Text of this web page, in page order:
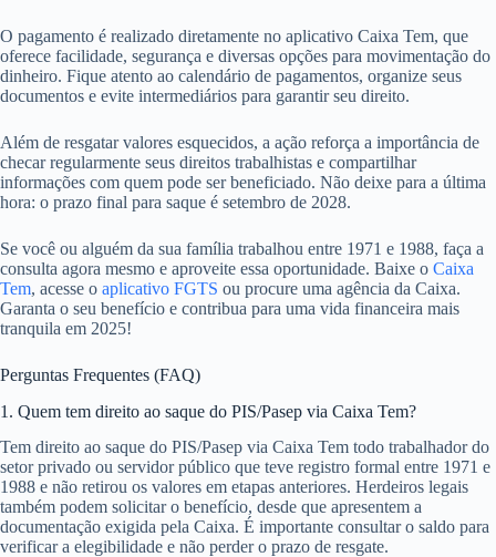
O pagamento é realizado diretamente no aplicativo Caixa Tem, que
oferece facilidade, segurança e diversas opções para movimentação do
dinheiro. Fique atento ao calendário de pagamentos, organize seus
documentos e evite intermediários para garantir seu direito.
Além de resgatar valores esquecidos, a ação reforça a importância de
checar regularmente seus direitos trabalhistas e compartilhar
informações com quem pode ser beneficiado. Não deixe para a última
hora: o prazo final para saque é setembro de 2028.
Se você ou alguém da sua família trabalhou entre 1971 e 1988, faça a
consulta agora mesmo e aproveite essa oportunidade. Baixe o Caixa
Tem, acesse o aplicativo FGTS ou procure uma agência da Caixa.
Garanta o seu benefício e contribua para uma vida financeira mais
tranquila em 2025!
Perguntas Frequentes (FAQ)
1. Quem tem direito ao saque do PIS/Pasep via Caixa Tem?
Tem direito ao saque do PIS/Pasep via Caixa Tem todo trabalhador do
setor privado ou servidor público que teve registro formal entre 1971 e
1988 e não retirou os valores em etapas anteriores. Herdeiros legais
também podem solicitar o benefício, desde que apresentem a
documentação exigida pela Caixa. É importante consultar o saldo para
verificar a elegibilidade e não perder o prazo de resgate.